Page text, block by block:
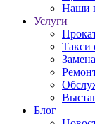
Наши
Услуги
Такси
Блог